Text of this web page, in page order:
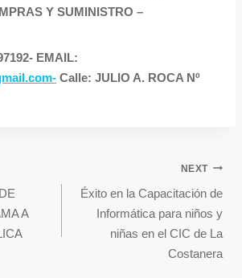
Y SUMINISTRO –
EMAIL:
Calle: JULIO A. ROCA Nº
A
NEXT
Éxito en la Capacitación de
Informática para niños y
niñas en el CIC de La
Costanera